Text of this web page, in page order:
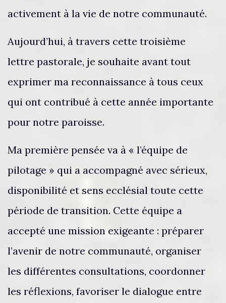
activement à la vie de notre communauté.
Aujourd’hui, à travers cette troisième
lettre pastorale, je souhaite avant tout
exprimer ma reconnaissance à tous ceux
qui ont contribué à cette année importante
pour notre paroisse.
Ma première pensée va à « l’équipe de
pilotage » qui a accompagné avec sérieux,
disponibilité et sens ecclésial toute cette
période de transition. Cette équipe a
accepté une mission exigeante : préparer
l’avenir de notre communauté, organiser
les différentes consultations, coordonner
les réflexions, favoriser le dialogue entre